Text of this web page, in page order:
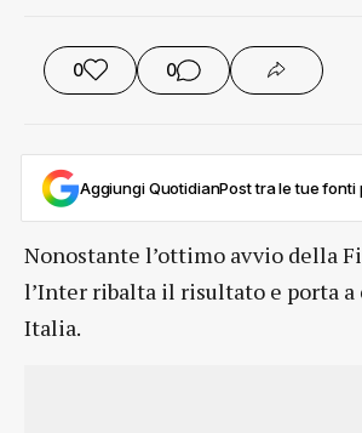
0 0
Aggiungi QuotidianPost tra le tue fonti
Nonostante l’ottimo avvio della
l’Inter ribalta il risultato e porta a
Italia.